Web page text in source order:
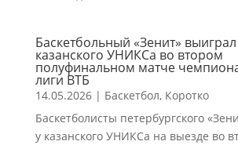
Баскетбольный «Зенит»
казанского УНИКСа во втором
полуфинальном матче
лиги ВТБ
14.05.2026| Баскетбол, Коротко
Баскетболисты петербургского
у казанского УНИКСа на выезде во